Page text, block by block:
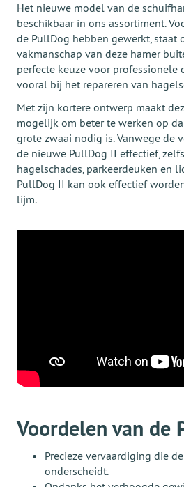
Het nieuwe model van de
beschikbaar in ons assortiment.
de PullDog hebben gewerkt, staat
vakmanschap van deze hamer
perfecte keuze voor professionele
vooral bij het repareren van
Met zijn kortere ontwerp maakt
mogelijk om beter te werken op
grote zwaai nodig is. Vanwege de
de nieuwe PullDog II effectief,
hagelschades, parkeerdeuken en
PullDog II kan ook effectief
lijm.
Voordelen van de
Precieze vervaardiging die
onderscheidt.